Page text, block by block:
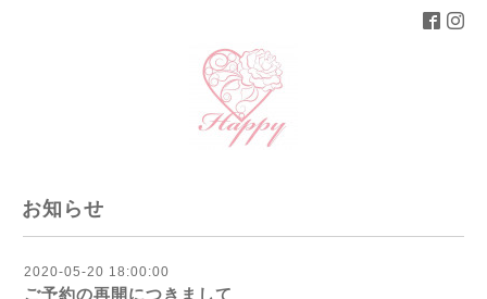
お知らせ
2020-05-20 18:00:00
ご予約の再開につきまして